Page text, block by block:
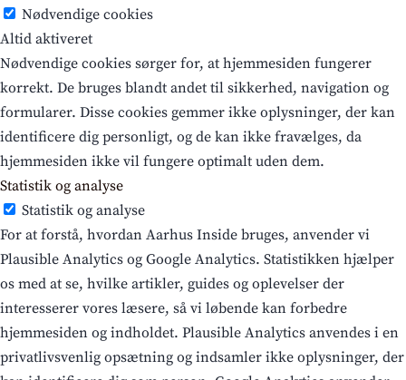
Nødvendige cookies
Altid aktiveret
Nødvendige cookies sørger for, at hjemmesiden fungerer
korrekt. De bruges blandt andet til sikkerhed, navigation og
formularer. Disse cookies gemmer ikke oplysninger, der kan
identificere dig personligt, og de kan ikke fravælges, da
hjemmesiden ikke vil fungere optimalt uden dem.
Statistik og analyse
Statistik og analyse
For at forstå, hvordan Aarhus Inside bruges, anvender vi
Plausible Analytics og Google Analytics. Statistikken hjælper
os med at se, hvilke artikler, guides og oplevelser der
interesserer vores læsere, så vi løbende kan forbedre
hjemmesiden og indholdet. Plausible Analytics anvendes i en
privatlivsvenlig opsætning og indsamler ikke oplysninger, der